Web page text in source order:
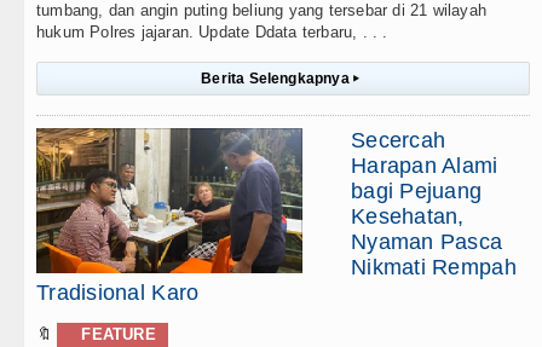
tumbang, dan angin puting beliung yang tersebar di 21 wilayah
hukum Polres jajaran. Update Ddata terbaru, . . .
Berita Selengkapnya ▸
Secercah
Harapan Alami
bagi Pejuang
Kesehatan,
Nyaman Pasca
Nikmati Rempah
Tradisional Karo
🔖 FEATURE